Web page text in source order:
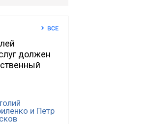
ВСЕ
должен
и Петр